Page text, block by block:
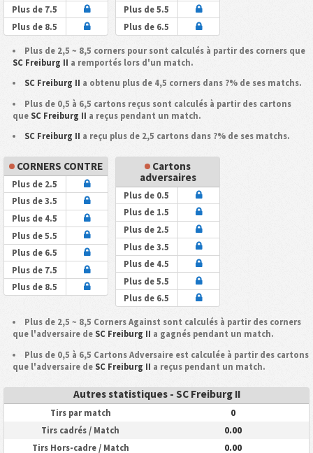
Plus de 7.5
Plus de 8.5
Plus de 5.5
Plus de 6.5
Plus de 2,5 ~ 8,5 corners pour sont calculés à partir des corners que
SC Freiburg II a remportés lors d'un match.
SC Freiburg II a obtenu plus de 4,5 corners dans ?% de ses matchs.
Plus de 0,5 à 6,5 cartons reçus sont calculés à partir des cartons
que SC Freiburg II a reçus pendant un match.
SC Freiburg II a reçu plus de 2,5 cartons dans ?% de ses matchs.
CORNERS CONTRE
Plus de 2.5
Plus de 3.5
Plus de 4.5
Plus de 5.5
Plus de 6.5
Plus de 7.5
Plus de 8.5
Cartons
adversaires
Plus de 0.5
Plus de 1.5
Plus de 2.5
Plus de 3.5
Plus de 4.5
Plus de 5.5
Plus de 6.5
Plus de 2,5 ~ 8,5 Corners Against sont calculés à partir des corners
que l'adversaire de SC Freiburg II a gagnés pendant un match.
Plus de 0,5 à 6,5 Cartons Adversaire est calculée à partir des cartons
que l'adversaire de SC Freiburg II a reçus pendant un match.
Autres statistiques - SC Freiburg II
Tirs par match 0
Tirs cadrés / Match 0.00
Tirs Hors-cadre / Match 0.00